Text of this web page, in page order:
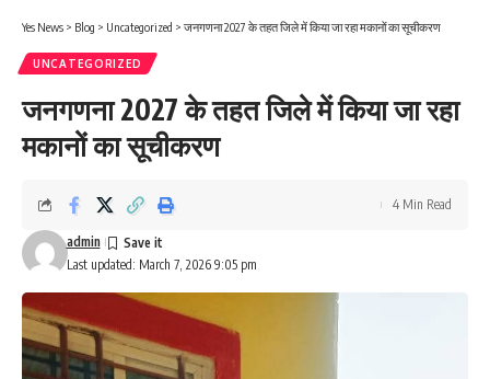
Yes News > Blog > Uncategorized > जनगणना 2027 के तहत जिले में किया जा रहा मकानों का सूचीकरण
UNCATEGORIZED
जनगणना 2027 के तहत जिले में किया जा रहा
मकानों का सूचीकरण
Last updated: March 7, 2026 9:05 pm
admin
4 Min Read